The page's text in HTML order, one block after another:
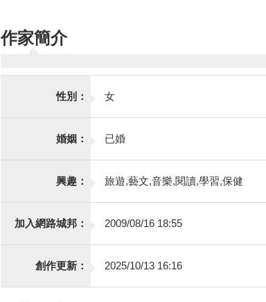
作家簡介
性別： 女
婚姻： 已婚
興趣： 旅遊,藝文,音樂,閱讀,學習,保健
加入網路城邦： 2009/08/16 18:55
創作更新： 2025/10/13 16:16